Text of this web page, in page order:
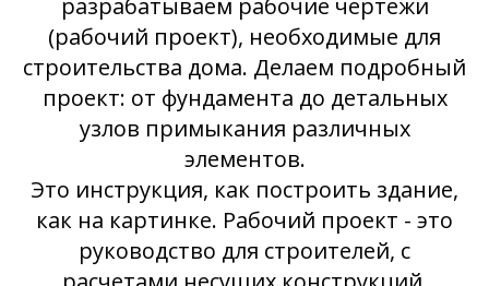
разрабатываем рабочие чертежи
(рабочий проект), необходимые для
строительства дома. Делаем подробный
проект: от фундамента до детальных
узлов примыкания различных
элементов.
Это инструкция, как построить здание,
как на картинке. Рабочий проект - это
руководство для строителей, с